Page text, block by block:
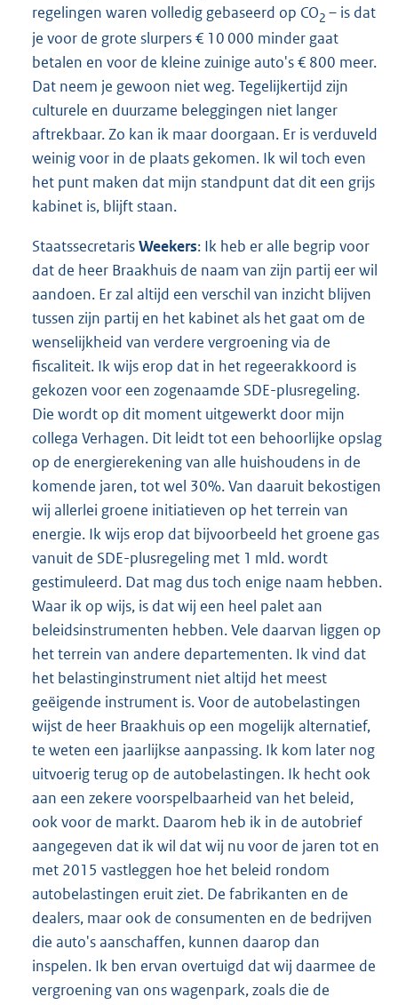
regelingen waren volledig gebaseerd op CO2 – is dat
je voor de grote slurpers € 10 000 minder gaat
betalen en voor de kleine zuinige auto's € 800 meer.
Dat neem je gewoon niet weg. Tegelijkertijd zijn
culturele en duurzame beleggingen niet langer
aftrekbaar. Zo kan ik maar doorgaan. Er is verduveld
weinig voor in de plaats gekomen. Ik wil toch even
het punt maken dat mijn standpunt dat dit een grijs
kabinet is, blijft staan.
StaatssecretarisWeekers: Ik heb er alle begrip voor
dat de heer Braakhuis de naam van zijn partij eer wil
aandoen. Er zal altijd een verschil van inzicht blijven
tussen zijn partij en het kabinet als het gaat om de
wenselijkheid van verdere vergroening via de
fiscaliteit. Ik wijs erop dat in het regeerakkoord is
gekozen voor een zogenaamde SDE-plusregeling.
Die wordt op dit moment uitgewerkt door mijn
collega Verhagen. Dit leidt tot een behoorlijke opslag
op de energierekening van alle huishoudens in de
komende jaren, tot wel 30%. Van daaruit bekostigen
wij allerlei groene initiatieven op het terrein van
energie. Ik wijs erop dat bijvoorbeeld het groene gas
vanuit de SDE-plusregeling met 1 mld. wordt
gestimuleerd. Dat mag dus toch enige naam hebben.
Waar ik op wijs, is dat wij een heel palet aan
beleidsinstrumenten hebben. Vele daarvan liggen op
het terrein van andere departementen. Ik vind dat
het belastinginstrument niet altijd het meest
geëigende instrument is. Voor de autobelastingen
wijst de heer Braakhuis op een mogelijk alternatief,
te weten een jaarlijkse aanpassing. Ik kom later nog
uitvoerig terug op de autobelastingen. Ik hecht ook
aan een zekere voorspelbaarheid van het beleid,
ook voor de markt. Daarom heb ik in de autobrief
aangegeven dat ik wil dat wij nu voor de jaren tot en
met 2015 vastleggen hoe het beleid rondom
autobelastingen eruit ziet. De fabrikanten en de
dealers, maar ook de consumenten en de bedrijven
die auto's aanschaffen, kunnen daarop dan
inspelen. Ik ben ervan overtuigd dat wij daarmee de
vergroening van ons wagenpark, zoals die de